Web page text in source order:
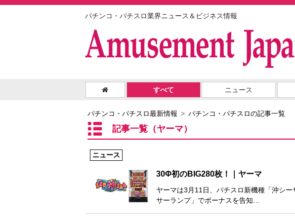
パチンコ・パチスロ業界ニュース＆ビジネス情報
すべて ニュース
パチンコ・パチスロ最新情報 パチンコ・パチスロの記事一覧
記事一覧（ヤーマ）
ニュース
30Φ初のBIG280枚！｜ヤーマ
ヤーマは3月11日、パチスロ新機種「沖シ
サーランプ」でボーナスを告知…